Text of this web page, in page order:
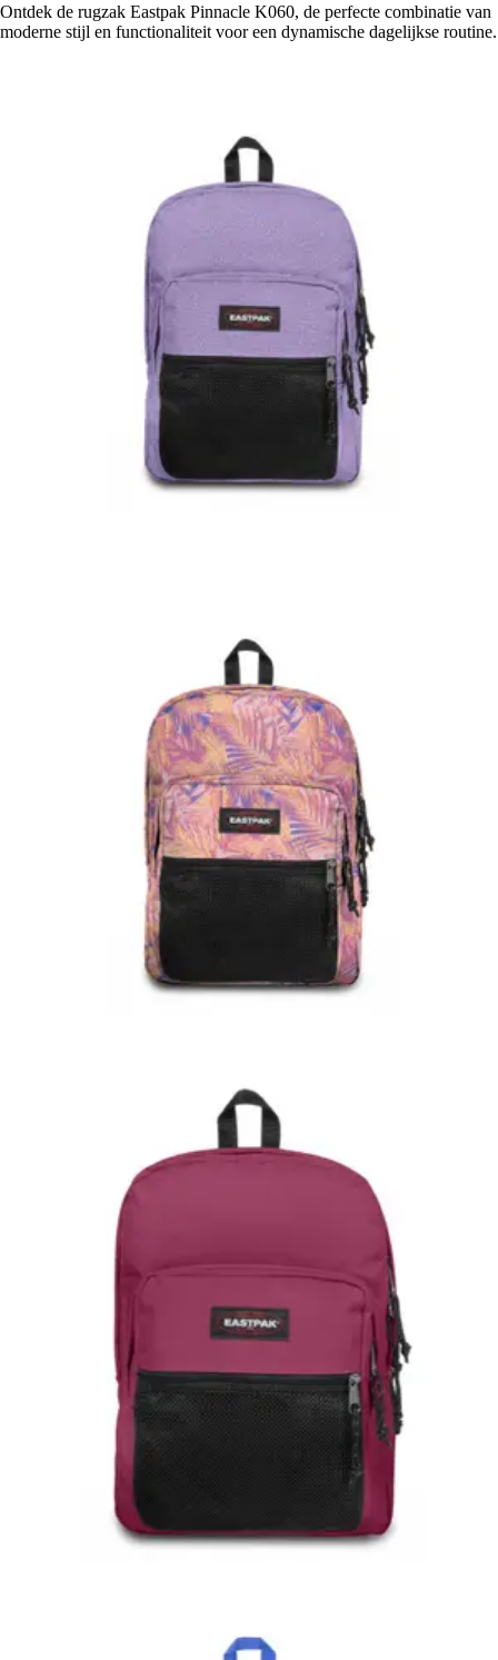
Ontdek de rugzak Eastpak Pinnacle K060, de perfecte combinatie van
moderne stijl en functionaliteit voor een dynamische dagelijkse routine.